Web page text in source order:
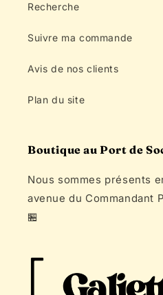
Recherche
Suivre ma commande
Avis de nos clients
Plan du site
Boutique au Port de
Nous sommes présents
avenue du Commandant
🏪